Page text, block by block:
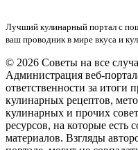
Лучший кулинарный портал с
ваш проводник в мире вкуса и
© 2026 Советы на все
Администрация веб-
ответственности за итоги
кулинарных рецептов,
кулинарных и прочих
ресурсов, на которые есть
материалов. Взгляды